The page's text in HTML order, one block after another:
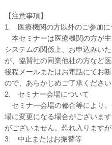
【注意事項】
1. 医療機関の方以外のご参加に
本セミナーは医療機関の方が
システムの関係上、お申込みい
が、協賛社の同業他社の方など
後程メールまたはお電話にてお
ので、あらかじめご了承くださ
2. セミナー会場について
セミナー会場の都合等により
場に変更になる場合がございま
がございません。恐れ入ります
3. 中止またはお振替等